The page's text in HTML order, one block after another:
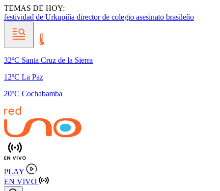
TEMAS DE HOY:
festividad de Urkupiña director de colegio asesinato brasileño
32ºC Santa Cruz de la Sierra
12ºC La Paz
20ºC Cochabamba
PLAY
EN VIVO